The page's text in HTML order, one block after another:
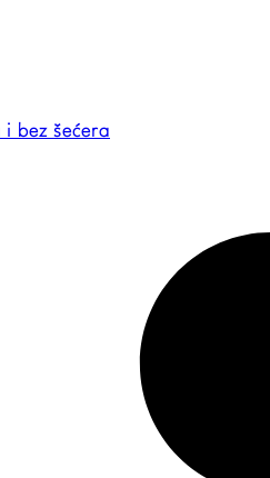
i bez šećera